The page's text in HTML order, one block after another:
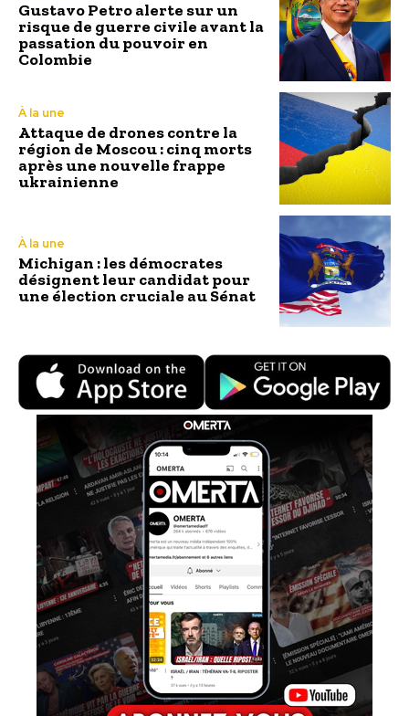
Gustavo Petro alerte sur un
risque de guerre civile avant la
passation du pouvoir en
Colombie
À la une
Attaque de drones contre la
région de Moscou : cinq morts
après une nouvelle frappe
ukrainienne
À la une
Michigan : les démocrates
désignent leur candidat pour
une élection cruciale au Sénat